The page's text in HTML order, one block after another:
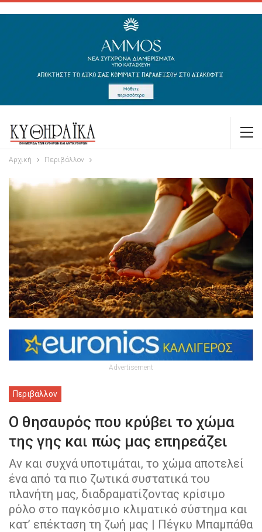
Αρχική Περιβάλλον
Advertisement
Περιβάλλον
Ο θησαυρός που κρύβει το χώμα
της γης και πώς μας επηρεάζει
Αν και συχνά υποτιμάται, το χώμα αποτελεί
ένα από τα πιο ζωτικά συστατικά του
πλανήτη μας, διαδραματίζοντας κρίσιμο
ρόλο στο παγκόσμιο κλιματικό σύστημα και
κατ’ επέκταση τη ζωή μας | Πέγκυ Μπαμπάθα